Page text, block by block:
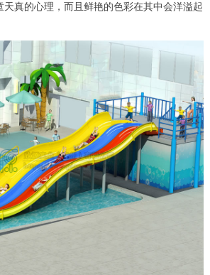
天真的心理，而且鲜艳的色彩在其中会洋溢起